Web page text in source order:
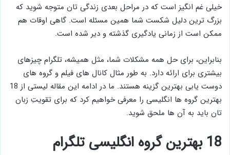
خیلی غم انگیز است که در مراحل بعدی زندگی تان متوجه شوید که
بزرگ ترین دلیل شکست شما همین مسئله است. گاهی اوقات هم
ممکن است از زمانی یادگیری گذشته و دیر شده است.
بنابراین، برای حل همه مشکلات شما، مثل همیشه، تلگرام چیزهای
بیشتری برای ارائه دارد. به طور مثال کانال های فیلم و گروه های
دوست یابی بهترین گزینه هستند. ما در ادامه این مقاله لیستی از 18
بهترین گروه ها انگلیسی را معرفی خواهیم کرد که برای تقویتِ زبان
تان باید به آن ها ملحق شوید.
18 بهترین گروه انگلیسی تلگرام